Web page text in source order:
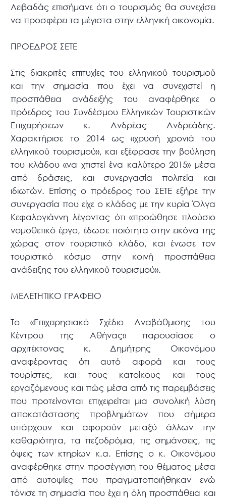
Λειβαδάς επισήμανε ότι ο τουρισμός θα συνεχίσει
να προσφέρει τα μέγιστα στην ελληνική οικονομία.
ΠΡΟΕΔΡΟΣ ΣΕΤΕ
Στις διακριτές επιτυχίες του ελληνικού τουρισμού
και την σημασία που έχει να συνεχιστεί η
προσπάθεια ανάδειξής του αναφέρθηκε ο
πρόεδρος του Συνδέσμου Ελληνικών Τουριστικών
Επιχειρήσεων κ. Ανδρέας Ανδρεάδης.
Χαρακτήρισε το 2014 ως «χρυσή χρονιά του
ελληνικού τουρισμού», και εξέφρασε την βούληση
του κλάδου «να χτιστεί ένα καλύτερο 2015» μέσα
από δράσεις, και συνεργασία πολιτεία και
ιδιωτών. Επίσης ο πρόεδρος του ΣΕΤΕ εξήρε την
συνεργασία που είχε ο κλάδος με την κυρία Όλγα
Κεφαλογιάννη λέγοντας ότι «προώθησε πλούσιο
νομοθετικό έργο, έδωσε ποιότητα στην εικόνα της
χώρας στον τουριστικό κλάδο, και ένωσε τον
τουριστικό κόσμο στην κοινή προσπάθεια
ανάδειξης του ελληνικού τουρισμού».
ΜΕΛΕΤΗΤΙΚΟ ΓΡΑΦΕΙΟ
Το «Επιχειρησιακό Σχέδιο Αναβάθμισης του
Κέντρου της Αθήνας» παρουσίασε ο
αρχιτέκτονας κ. Δημήτρης Οικονόμου
αναφέροντας ότι αυτό αφορά και τους
τουρίστες, και τους κατοίκους και τους
εργαζόμενους και πώς μέσα από τις παρεμβάσεις
που προτείνονται επιχειρείται μια συνολική λύση
αποκατάστασης προβλημάτων που σήμερα
υπάρχουν και αφορούν μεταξύ άλλων την
καθαριότητα, τα πεζοδρόμια, τις σημάνσεις, τις
όψεις των κτηρίων κ.α. Επίσης ο κ. Οικονόμου
αναφέρθηκε στην προσέγγιση του θέματος μέσα
από αυτοψίες που πραγματοποιήθηκαν ενώ
τόνισε τη σημασία που έχει η όλη προσπάθεια και